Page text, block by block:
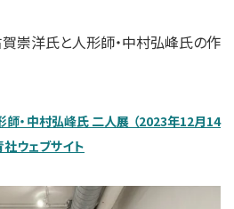
賀崇洋氏と人形師・中村弘峰氏の作
・中村弘峰氏 二人展 （2023年12月14
ウェブサイト